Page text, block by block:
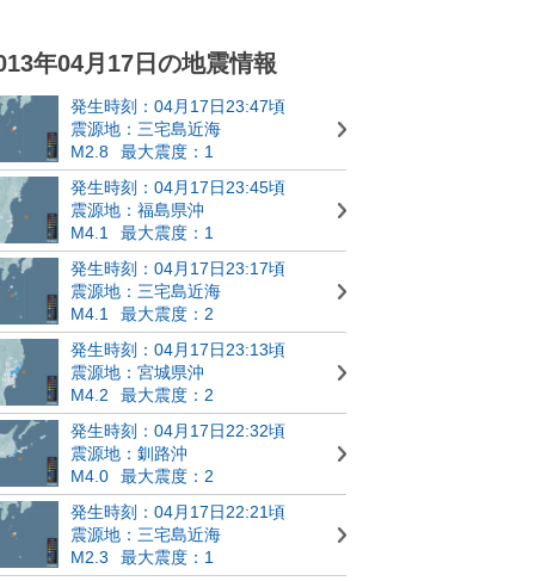
年04月17日の地震情報
発生時刻：04月17日23:47頃
震源地：三宅島近海
M2.8
最大震度：1
発生時刻：04月17日23:45頃
震源地：福島県沖
M4.1
最大震度：1
発生時刻：04月17日23:17頃
震源地：三宅島近海
M4.1
最大震度：2
発生時刻：04月17日23:13頃
震源地：宮城県沖
M4.2
最大震度：2
発生時刻：04月17日22:32頃
震源地：釧路沖
M4.0
最大震度：2
発生時刻：04月17日22:21頃
震源地：三宅島近海
M2.3
最大震度：1